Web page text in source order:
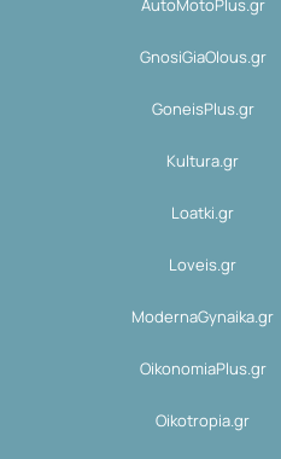
AutoMotoPlus.gr
GnosiGiaOlous.gr
GoneisPlus.gr
Kultura.gr
Loatki.gr
Loveis.gr
ModernaGynaika.gr
OikonomiaPlus.gr
Oikotropia.gr